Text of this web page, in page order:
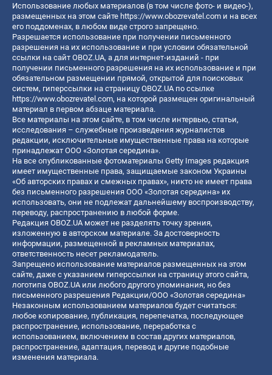
Использование любых материалов (в том числе фото- и видео-),
размещенных на этом сайте https://www.obozrevatel.com и на всех
его поддоменах, в любом виде строго запрещено.
Разрешается использование при получении письменного
разрешения на их использование и при условии обязательной
ссылки на сайт OBOZ.UA, а для интернет-изданий - при
получении письменного разрешения на их использование и при
обязательном размещении прямой, открытой для поисковых
систем, гиперссылки на страницу OBOZ.UA по ссылке
https://www.obozrevatel.com, на которой размещен оригинальный
материал в первом абзаце материала.
Все материалы на этом сайте, в том числе интервью, статьи,
исследования – служебные произведения журналистов
редакции, исключительные имущественные права на которые
принадлежат ООО «Золотая середина».
На все опубликованные фотоматериалы Getty Images редакция
имеет имущественные права, защищаемые законом Украины
«Об авторских правах и смежных правах», никто не имеет права
без письменного разрешения ООО «Золотая середина» их
использовать, они не подлежат дальнейшему воспроизводству,
переводу, распространению в любой форме.
Редакция OBOZ.UA может не разделять точку зрения,
изложенную в авторском материале. За достоверность
информации, размещенной в рекламных материалах,
ответственность несет рекламодатель.
Запрещено использование материалов размещенных на этом
сайте, даже с указанием гиперссылки на страницу этого сайта,
логотипа OBOZ.UA или любого другого упоминания, но без
письменного разрешения Редакции/ООО «Золотая середина»
Незаконным использованием материалов будет считаться:
любое копирование, публикация, перепечатка, последующее
распространение, использование, переработка с
использованием, включением в состав других материалов,
распространение, адаптация, перевод и другие подобные
изменения материала.